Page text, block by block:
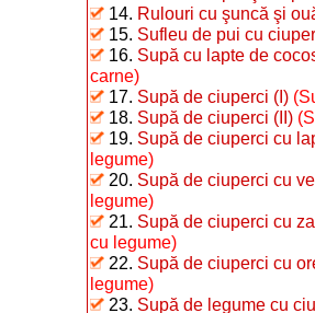
14. Rulouri cu şuncă şi
15. Sufleu de pui cu
16. Supă cu lapte de
carne)
17. Supă de ciuperci (I)
18. Supă de ciuperci (II)
19. Supă de ciuperci cu
legume)
20. Supă de ciuperci cu
legume)
21. Supă de ciuperci cu
cu legume)
22. Supă de ciuperci cu
legume)
23. Supă de legume cu